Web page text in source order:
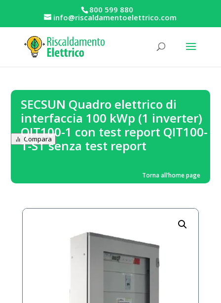
800 599 880
info@riscaldamentoelettrico.com
SECSUN Quadro elettrico di
interfaccia 100 kWp (1 inverter)
QIT100-1 con test report QIT100-
1-ST senza test report
Compara
Torna all’home page